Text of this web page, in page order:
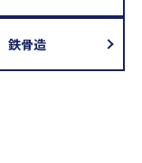
鉄骨造